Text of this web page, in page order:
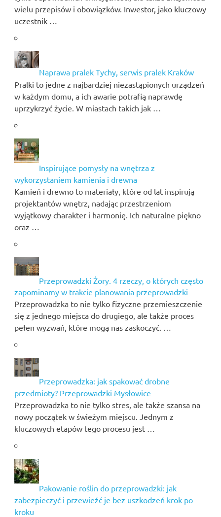
wielu przepisów i obowiązków. Inwestor, jako kluczowy
uczestnik …
Naprawa pralek Tychy, serwis pralek Kraków
Pralki to jedne z najbardziej niezastąpionych urządzeń
w każdym domu, a ich awarie potrafią naprawdę
uprzykrzyć życie. W miastach takich jak …
Inspirujące pomysły na wnętrza z
wykorzystaniem kamienia i drewna
Kamień i drewno to materiały, które od lat inspirują
projektantów wnętrz, nadając przestrzeniom
wyjątkowy charakter i harmonię. Ich naturalne piękno
oraz …
Przeprowadzki Żory. 4 rzeczy, o których często
zapominamy w trakcie planowania przeprowadzki
Przeprowadzka to nie tylko fizyczne przemieszczenie
się z jednego miejsca do drugiego, ale także proces
pełen wyzwań, które mogą nas zaskoczyć. …
Przeprowadzka: jak spakować drobne
przedmioty? Przeprowadzki Mysłowice
Przeprowadzka to nie tylko stres, ale także szansa na
nowy początek w świeżym miejscu. Jednym z
kluczowych etapów tego procesu jest …
Pakowanie roślin do przeprowadzki: jak
zabezpieczyć i przewieźć je bez uszkodzeń krok po
kroku